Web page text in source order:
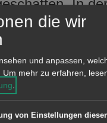
In
Warnschilder
die
mit
die wir
und anpassen,
Um mehr zu erfahren,
von Einstellungen